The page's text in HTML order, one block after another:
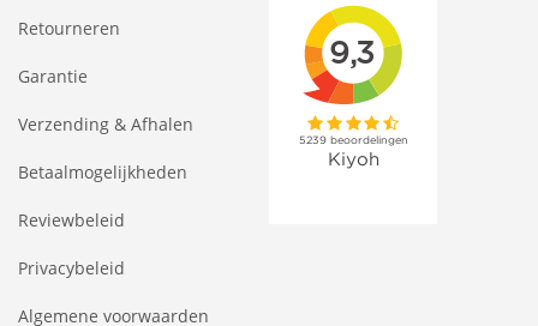
Retourneren
Garantie
Verzending & Afhalen
Betaalmogelijkheden
Reviewbeleid
Privacybeleid
Algemene voorwaarden